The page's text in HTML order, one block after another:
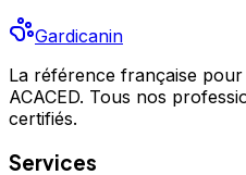
Gardicanin
La référence française
ACACED. Tous nos
certifiés.
Services